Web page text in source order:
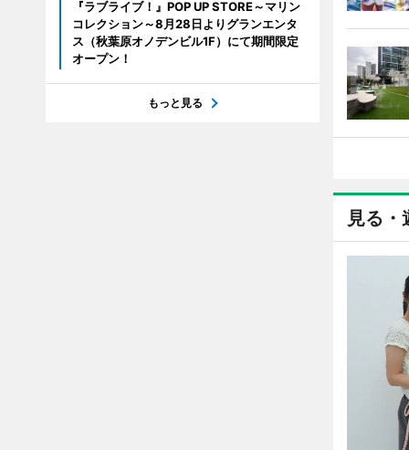
見る・
『ラブライブ！』POP UP STORE～マリン
コレクション～8月28日よりグランエンタ
ス（秋葉原オノデンビル1F）にて期間限定
オープン！
もっと見る